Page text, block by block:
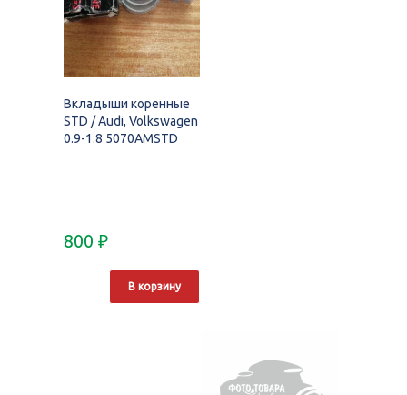
Вкладыши коренные
STD / Audi, Volkswagen
0.9-1.8 5070AMSTD
800 ₽
В корзину